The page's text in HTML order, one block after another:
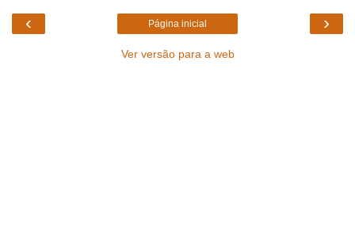
‹ ›
Página inicial
Ver versão para a web